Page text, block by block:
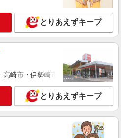
人気機種に詳しくなれる携帯販
円〜266100円（経験・能力によ
支給 ★交通費別途支給（規定あり）
。・゜+゜・。○。・゜+゜ 入社祝い金
介頂くと, インセン
(規定有) ゜・。○。・゜+゜・。
崎市のsoftbankショップ
詳細を見る
の店舗スタッフ
とりあえずキープ
高崎市・伊勢崎市・太田市・館林市
とりあえずキープ